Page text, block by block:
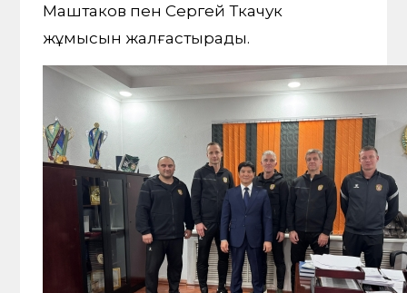
Маштаков пен Сергей Ткачук
жұмысын жалғастырады.